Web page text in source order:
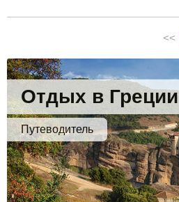
<<
Отдых в Греции
Путеводитель